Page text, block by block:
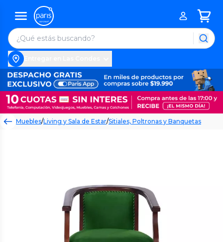
Muebles/Living y Sala de Estar/Sitiales, Poltronas y Banquetas